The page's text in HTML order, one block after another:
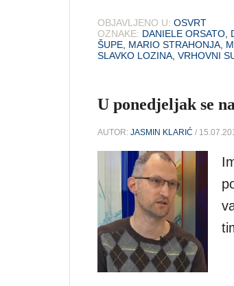
OBJAVLJENO U: OSVRT
OZNAKE: DANIELE ORSATO,
ŠUPE, MARIO STRAHONJA,
SLAVKO LOZINA, VRHOVNI
U ponedjeljak se
AUTOR: JASMIN KLARIĆ /